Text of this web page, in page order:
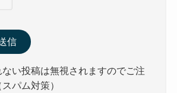
い投稿は無視されますのでご注
パム対策）